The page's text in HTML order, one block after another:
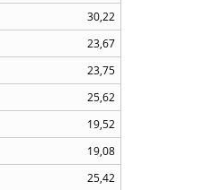
30,22
23,67
23,75
25,62
19,52
19,08
25,42